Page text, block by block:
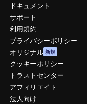
ドキュメント
サポート
利用規約
プライバシーポリシー
オリジナル 新規
クッキーポリシー
トラストセンター
アフィリエイト
法人向け